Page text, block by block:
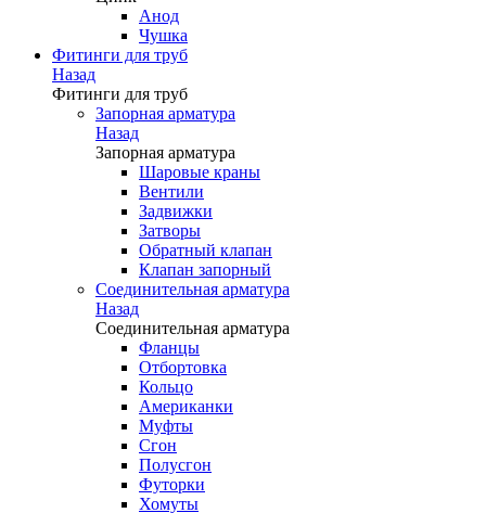
Анод
Чушка
Фитинги для труб
Назад
Фитинги для труб
Запорная арматура
Назад
Запорная арматура
Шаровые краны
Вентили
Задвижки
Затворы
Обратный клапан
Клапан запорный
Соединительная арматура
Назад
Соединительная арматура
Фланцы
Отбортовка
Кольцо
Американки
Муфты
Сгон
Полусгон
Футорки
Хомуты